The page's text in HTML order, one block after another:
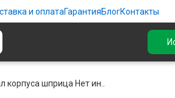
и оплатаГарантияБлогКонтакты
корпуса шприца Нет ин..